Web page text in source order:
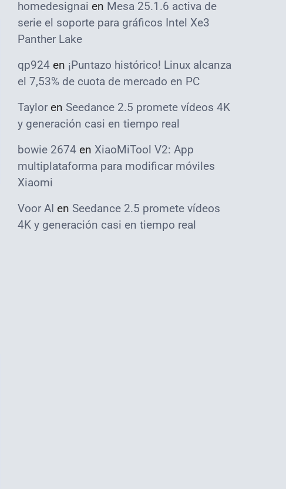
homedesignai en Mesa 25.1.6 activa de
serie el soporte para gráficos Intel Xe3
Panther Lake
qp924 en ¡Puntazo histórico! Linux alcanza
el 7,53% de cuota de mercado en PC
Taylor en Seedance 2.5 promete vídeos 4K
y generación casi en tiempo real
bowie 2674 en XiaoMiTool V2: App
multiplataforma para modificar móviles
Xiaomi
Voor AI en Seedance 2.5 promete vídeos
4K y generación casi en tiempo real